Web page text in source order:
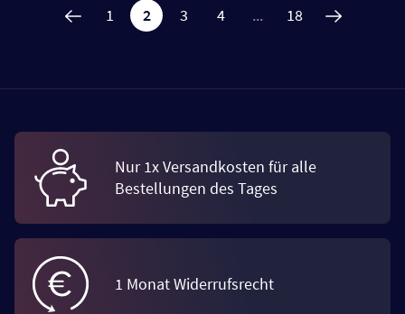
1 2 3 4 ... 18
Nur 1x Versandkosten für alle
Bestellungen des Tages
1 Monat Widerrufsrecht